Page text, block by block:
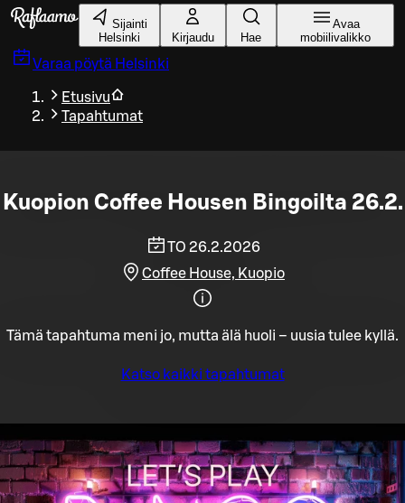
Siirry pääsisältöön
Sijainti
Helsinki
Kirjaudu Hae
Avaa
mobiilivalikko
Varaa pöytä Helsinki
Etusivu
Tapahtumat
Kuopion Coffee Housen Bingoilta 26.2.
TO 26.2.2026
Coffee House, Kuopio
Tämä tapahtuma meni jo, mutta älä huoli – uusia tulee kyllä.
Katso kaikki tapahtumat